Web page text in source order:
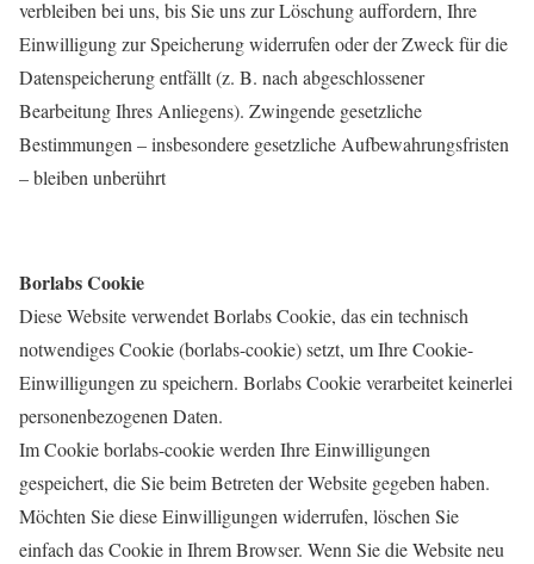
verbleiben bei uns, bis Sie uns zur Löschung auffordern, Ihre
Einwilligung zur Speicherung widerrufen oder der Zweck für die
Datenspeicherung entfällt (z. B. nach abgeschlossener
Bearbeitung Ihres Anliegens). Zwingende gesetzliche
Bestimmungen – insbesondere gesetzliche Aufbewahrungsfristen
– bleiben unberührt
Borlabs Cookie
Diese Website verwendet Borlabs Cookie, das ein technisch
notwendiges Cookie (borlabs-cookie) setzt, um Ihre Cookie-
Einwilligungen zu speichern. Borlabs Cookie verarbeitet keinerlei
personenbezogenen Daten.
Im Cookie borlabs-cookie werden Ihre Einwilligungen
gespeichert, die Sie beim Betreten der Website gegeben haben.
Möchten Sie diese Einwilligungen widerrufen, löschen Sie
einfach das Cookie in Ihrem Browser. Wenn Sie die Website neu